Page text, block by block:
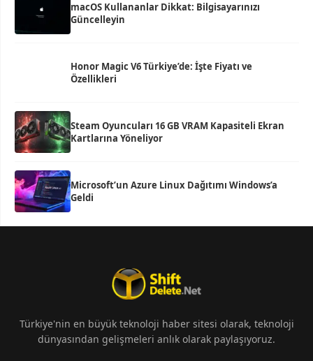
macOS Kullananlar Dikkat: Bilgisayarınızı
Güncelleyin
Honor Magic V6 Türkiye’de: İşte Fiyatı ve
Özellikleri
Steam Oyuncuları 16 GB VRAM Kapasiteli Ekran
Kartlarına Yöneliyor
Microsoft’un Azure Linux Dağıtımı Windows’a
Geldi
Türkiye'nin en büyük teknoloji haber sitesi olarak, teknoloji
dünyasından gelişmeleri anlık olarak paylaşıyoruz.